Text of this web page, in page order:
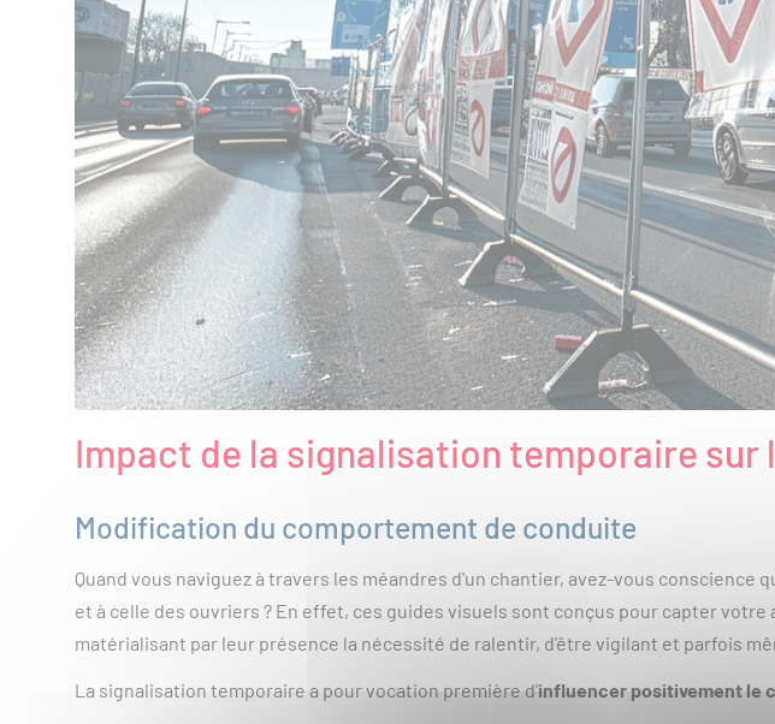
Impact de la signalisation temporaire
Modification du comportement de conduite
Quand vous naviguez à travers les méandres d'un chantier, avez-vous
et à celle des ouvriers ? En effet, ces guides visuels sont conçus pour capter
matérialisant par leur présence la nécessité de ralentir, d'être vigilant et parfois
La signalisation temporaire a pour vocation première d'influencer positivement le